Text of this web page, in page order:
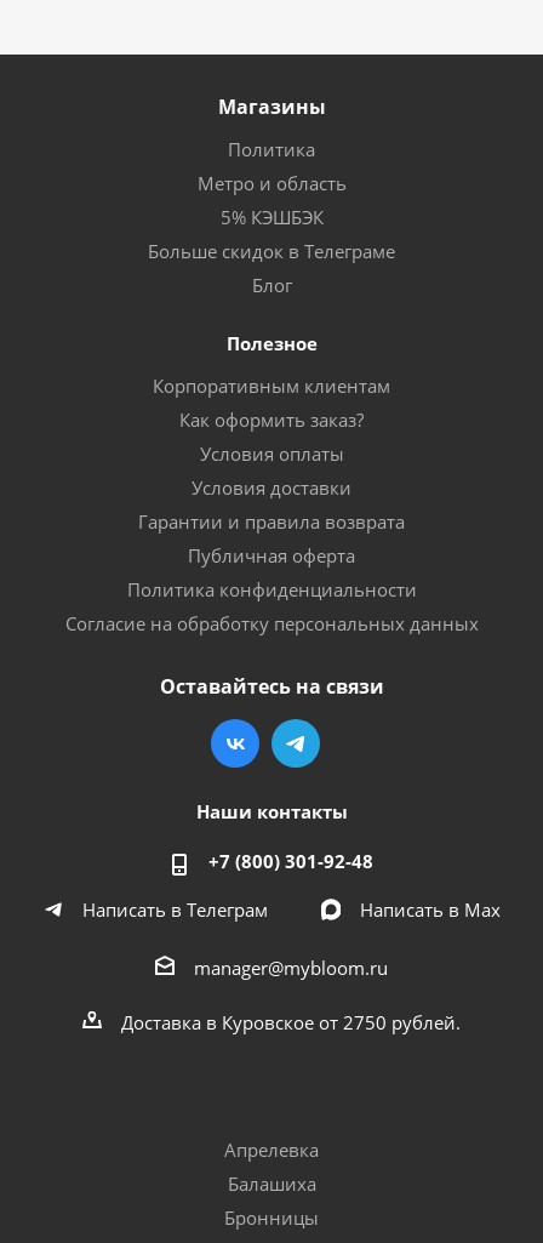
Магазины
Политика
Метро и область
5% КЭШБЭК
Больше скидок в Телеграме
Блог
Полезное
Корпоративным клиентам
Как оформить заказ?
Условия оплаты
Условия доставки
Гарантии и правила возврата
Публичная оферта
Политика конфиденциальности
Согласие на обработку персональных данных
Оставайтесь на связи
Наши контакты
+7 (800) 301-92-48
Написать в Телеграм
Написать в Мах
manager@mybloom.ru
Доставка в Куровское от 2750 рублей.
Апрелевка
Балашиха
Бронницы